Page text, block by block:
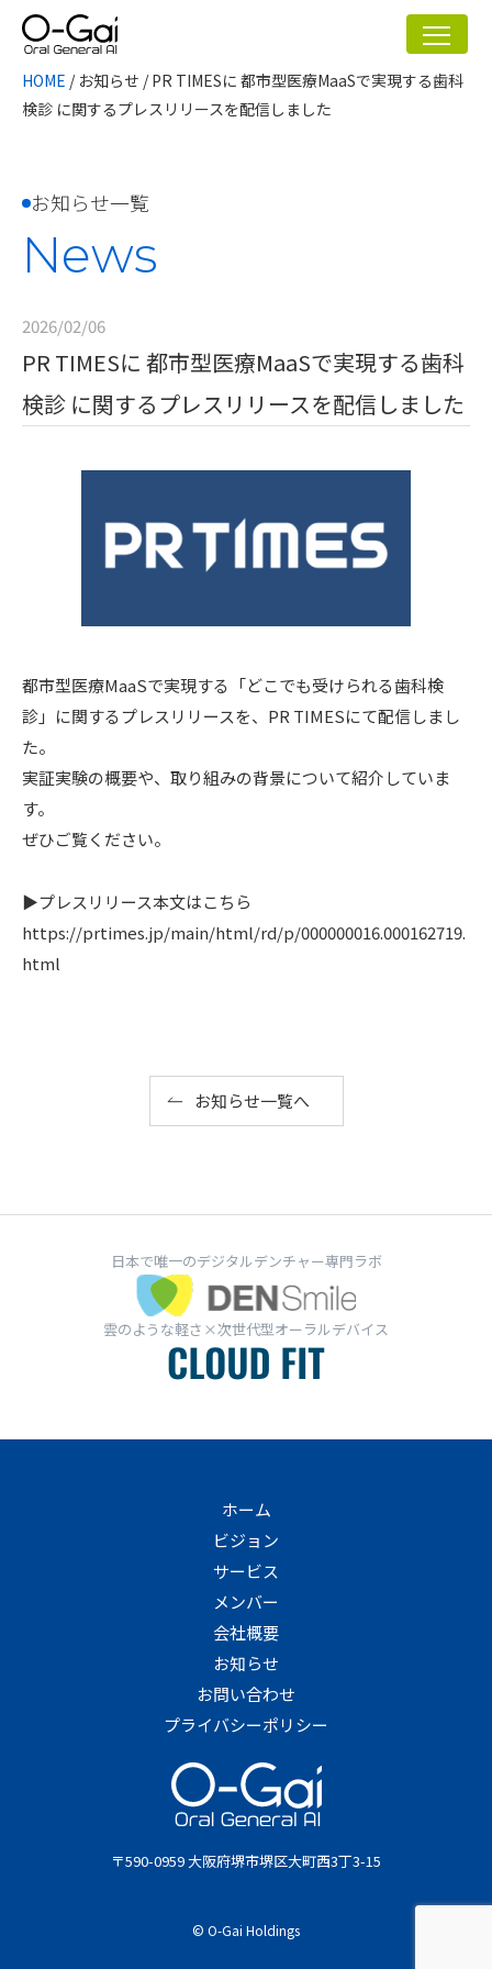
HOME / お知らせ /PR TIMESに 都市型医療MaaSで実現する歯科
検診 に関するプレスリリースを配信しました
お知らせ一覧
News
2026/02/06
PR TIMESに 都市型医療MaaSで実現する歯科
検診 に関するプレスリリースを配信しました
都市型医療MaaSで実現する「どこでも受けられる歯科検
診」に関するプレスリリースを、PR TIMESにて配信しまし
た。
実証実験の概要や、取り組みの背景について紹介していま
す。
ぜひご覧ください。
▶︎プレスリリース本文はこちら
https://prtimes.jp/main/html/rd/p/000000016.000162719.
html
お知らせ一覧へ
日本で唯一のデジタルデンチャー専門ラボ
雲のような軽さ×次世代型オーラルデバイス
ホーム
ビジョン
サービス
メンバー
会社概要
お知らせ
お問い合わせ
プライバシーポリシー
〒590-0959 大阪府堺市堺区大町西3丁3-15
© O-Gai Holdings